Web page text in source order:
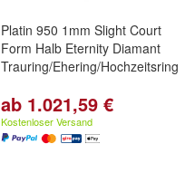
Platin 950 1mm Slight Court
Form Halb Eternity Diamant
Trauring/Ehering/Hochzeitsring
ab 1.021,59 €
Kostenloser Versand